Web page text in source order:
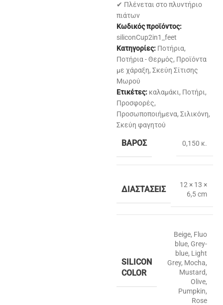
✔ Πλένεται στο πλυντήριο
πιάτων
Κωδικός προϊόντος:
siliconCup2in1_feet
Κατηγορίες: Ποτήρια,
Ποτήρια - Θερμός, Προϊόντα
με χάραξη, Σκεύη Σίτισης
Μωρού
Ετικέτες: καλαμάκι, Ποτήρι,
Προσφορές,
Προσωποποιήμενα, Σιλικόνη,
Σκεύη φαγητού
ΒΆΡΟΣ 0,150 κ.
ΔΙΑΣΤΆΣΕΙΣ
12 × 13 ×
6,5 cm
SILICON
COLOR
Beige, Fluo
blue, Grey-
blue, Light
Grey, Mocha,
Mustard,
Olive,
Pumpkin,
Rose